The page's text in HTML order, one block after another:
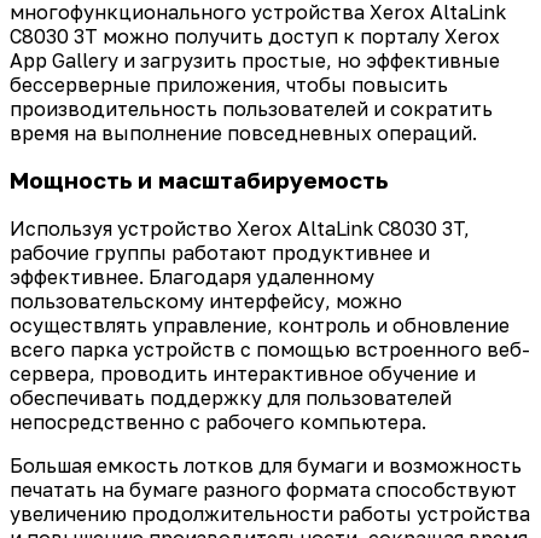
многофункционального устройства Xerox AltaLink
C8030 3T можно получить доступ к порталу Xerox
App Gallery и загрузить простые, но эффективные
бессерверные приложения, чтобы повысить
производительность пользователей и сократить
время на выполнение повседневных операций.
Мощность и масштабируемость
Используя устройство Xerox AltaLink C8030 3T,
рабочие группы работают продуктивнее и
эффективнее. Благодаря удаленному
пользовательскому интерфейсу, можно
осуществлять управление, контроль и обновление
всего парка устройств с помощью встроенного веб-
сервера, проводить интерактивное обучение и
обеспечивать поддержку для пользователей
непосредственно с рабочего компьютера.
Большая емкость лотков для бумаги и возможность
печатать на бумаге разного формата способствуют
увеличению продолжительности работы устройства